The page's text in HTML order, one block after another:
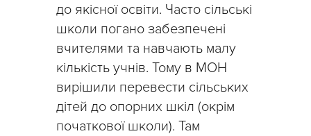
до якісної освіти. Часто сільські
школи погано забезпечені
вчителями та навчають малу
кількість учнів. Тому в МОН
вирішили перевести сільських
дітей до опорних шкіл (окрім
початкової школи). Там